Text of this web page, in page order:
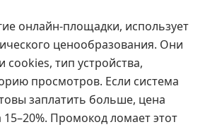
онлайн-площадки, использует
ценообразования. Они
тип устройства,
просмотров. Если система
заплатить больше, цена
Промокод ломает этот